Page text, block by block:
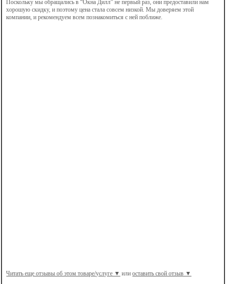
Поскольку мы обращались в “Окна Дилл” не первый раз, они предоставили нам
хорошую скидку, и поэтому цена стала совсем низкой. Мы доверяем этой
компании, и рекомендуем всем познакомиться с ней поближе.
Читать еще отзывы об этом товаре/услуге ▼ илиоставить свой отзыв ▼